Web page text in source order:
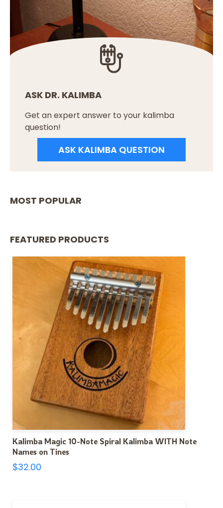
ASK DR. KALIMBA
Get an expert answer to your kalimba
question!
ASK KALIMBA QUESTION
MOST POPULAR
FEATURED PRODUCTS
Kalimba Magic 10-Note Spiral Kalimba WITH Note
Names on Tines
$32.00